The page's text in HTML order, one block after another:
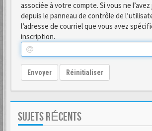
associée à votre compte. Si vous ne
depuis le panneau de contrôle de
l’adresse de courriel que vous avez
inscription.
Envoyer Réinitialiser
SUJETS RÉCENTS